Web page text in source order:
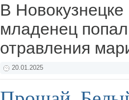
В
младенец
отравления
20.01.2025